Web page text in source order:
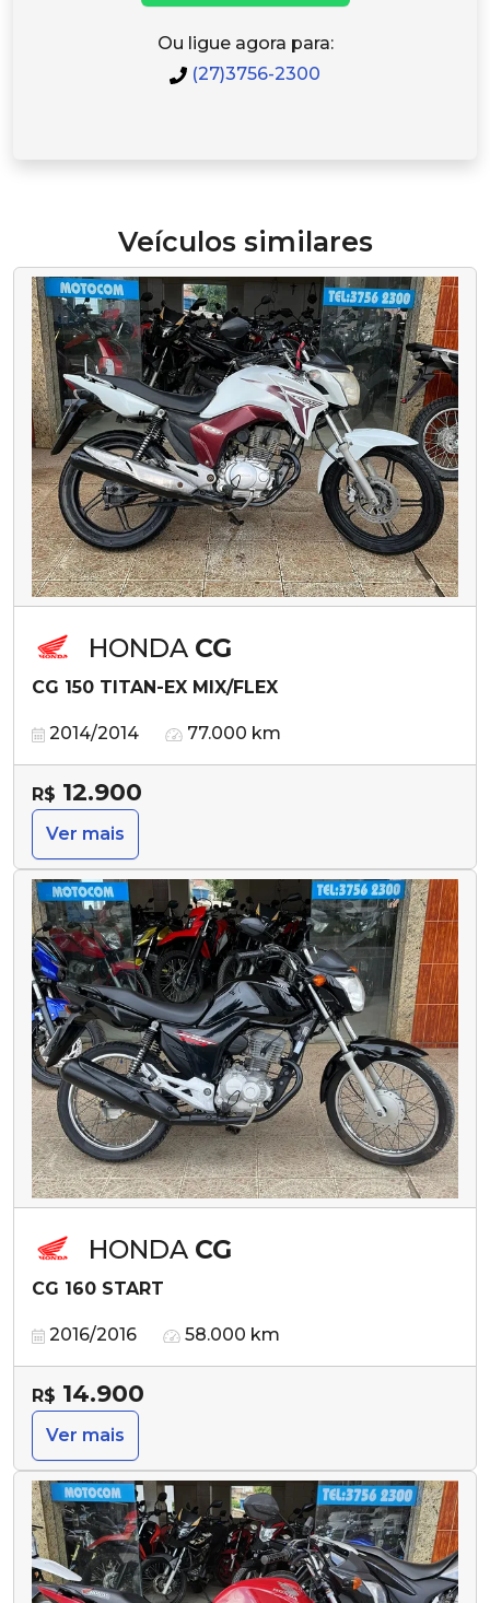
Ou ligue agora para:
(27)3756-2300
Veículos similares
HONDA CG
CG 150 TITAN-EX MIX/FLEX
2014/2014 77.000 km
R$ 12.900
Ver mais
HONDA CG
CG 160 START
2016/2016 58.000 km
R$ 14.900
Ver mais